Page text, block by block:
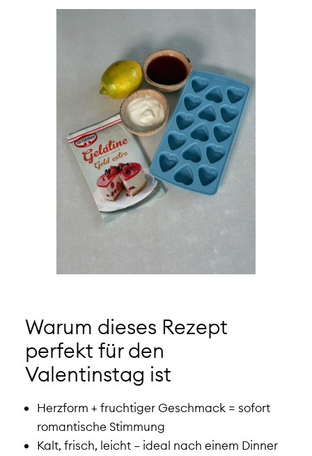
Warum dieses Rezept
perfekt für den
Valentinstag ist
Herzform + fruchtiger Geschmack = sofort
romantische Stimmung
Kalt, frisch, leicht – ideal nach einem Dinner